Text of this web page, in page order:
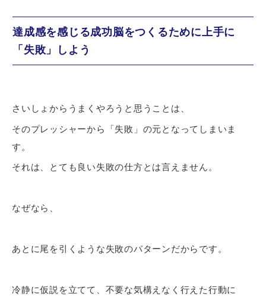
達成感を感じる成功脳をつくるために上手に
「失敗」しよう
さいしょからうまくやろうと思うことは、
そのプレッシャーから「失敗」の元となってしまいま
す。
それは、とても良い失敗の仕方とは言えません。
なぜなら、
あとに尾を引くような失敗のパターンだからです。
冷静に仮説を立てて、不要な気構えなく行えた行動に